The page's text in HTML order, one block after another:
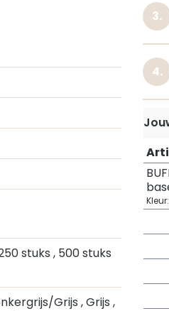
stuks , 500 stuks
Grijs , Grijs ,